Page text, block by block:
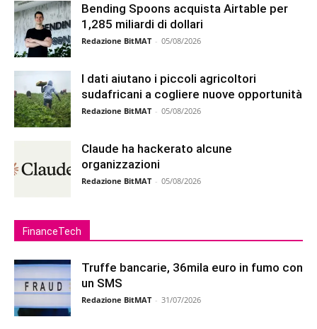
Bending Spoons acquista Airtable per
1,285 miliardi di dollari
Redazione BitMAT - 05/08/2026
I dati aiutano i piccoli agricoltori
sudafricani a cogliere nuove opportunità
Redazione BitMAT - 05/08/2026
Claude ha hackerato alcune
organizzazioni
Redazione BitMAT - 05/08/2026
FinanceTech
Truffe bancarie, 36mila euro in fumo con
un SMS
Redazione BitMAT - 31/07/2026